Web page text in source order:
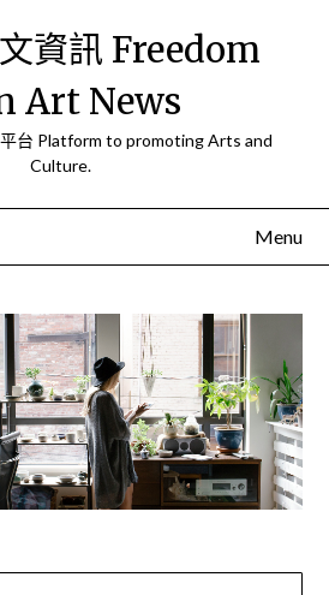
資訊 Freedom
Art News
台 Platform to promoting Arts and
Culture.
Menu